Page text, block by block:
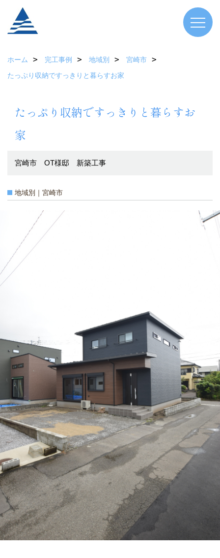
ホーム 完工事例 地域別
宮崎市
たっぷり収納ですっきりと暮らすお家
たっぷり収納ですっきりと暮らすお
家
宮崎市 OT様邸 新築工事
地域別｜宮崎市